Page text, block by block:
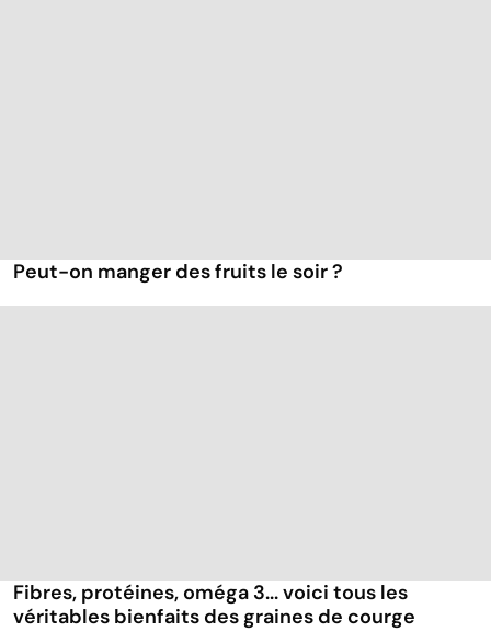
Peut-on manger des fruits le soir ?
Fibres, protéines, oméga 3... voici tous les
véritables bienfaits des graines de courge